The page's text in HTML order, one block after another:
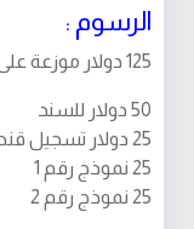
الرسوم :
125 دولار موزعة على الشكل التالي :
50 دولار للسند
25 دولار تسجيل قنصلي
25 نموذج رقم 1
25 نموذج رقم 2